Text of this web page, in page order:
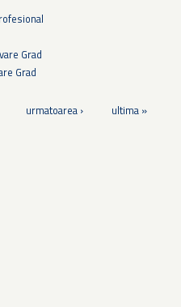
Grad
Grad
urmatoarea › ultima »